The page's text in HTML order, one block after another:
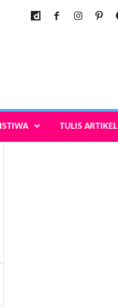
TULIS ARTIKEL